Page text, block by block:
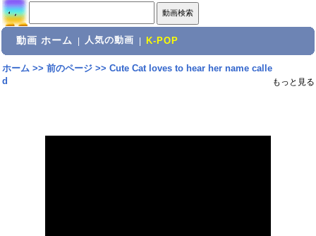
動画 ホーム 人気の動画 K-POP
ホーム>> 前のページ>> Cute Cat loves to hear her name calle
d
もっと見る